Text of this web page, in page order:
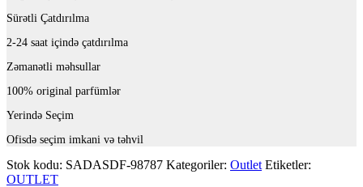
Sürətli Çatdırılma
2-24 saat içində çatdırılma
Zəmanətli məhsullar
100% original parfümlər
Yerində Seçim
Ofisdə seçim imkani və təhvil
Stok kodu: SADASDF-98787 Kategoriler: Outlet Etiketler:
OUTLET